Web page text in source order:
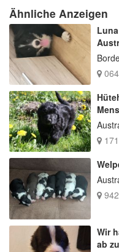
Ähnliche Anzeigen
Wir
ab